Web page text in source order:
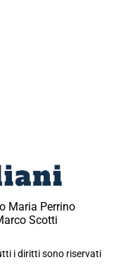
Maria Perrino
Scotti
i diritti sono riservati